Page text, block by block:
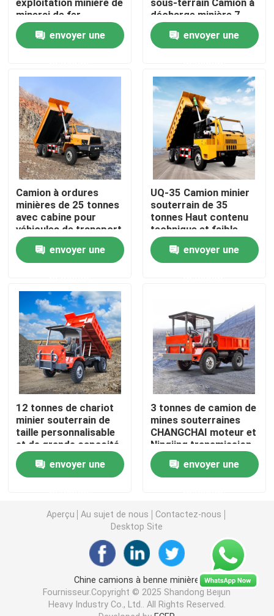
A propos de nous
Produits
Vidéos
Camion à benne basculante au fond
Camion d'extraction au fond
Camion articulé au fond
Camion à déchargeuse
Ascenseur à ciseaux à roue
Transporteurs de personnel souterrains
Véhicule utilitaire souterrain
Ascenseur de ciseaux de chenille
ascenseur télescopique de boom
Perceuse géante
Camion à seau
exploitation minière de
minerai de fer
envoyer une
sous-terrain Camion à
décharge minière 7
tonnes Diesel
envoyer une
Camion à ordures
minières de 25 tonnes
avec cabine pour
véhicules de transport
envoyer une
UQ-35 Camion minier
souterrain de 35
tonnes Haut contenu
technique et faible
consommation
envoyer une
12 tonnes de chariot
minier souterrain de
taille personnalisable
et de grande capacité
de charge
envoyer une
3 tonnes de camion de
mines souterraines
CHANGCHAI moteur et
Ningjing transmission
envoyer une
Aperçu Au sujet de nous
Contactez-nous
Desktop Site
Chine camions à benne minière
Fournisseur.Copyright © 2025 Shandong Beijun
Heavy Industry Co., Ltd.. All Rights Reserved.